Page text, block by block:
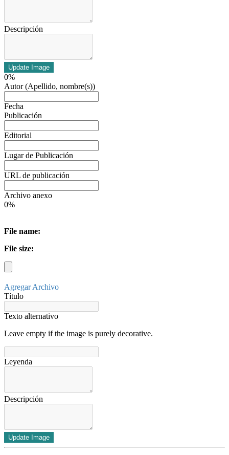
Descripción
Update Image
0%
Autor (Apellido, nombre(s))
Fecha
Publicación
Editorial
Lugar de Publicación
URL de publicación
Archivo anexo
0%
File name:
File size:
Agregar Archivo
Título
Texto alternativo
Leave empty if the image is purely decorative.
Leyenda
Descripción
Update Image